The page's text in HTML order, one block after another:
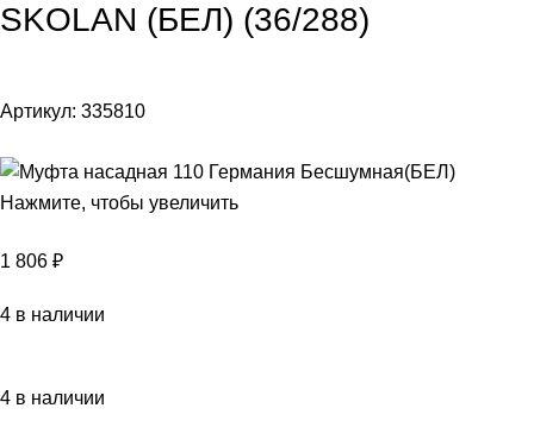
SKOLAN (БЕЛ) (36/288)
Артикул: 335810
Нажмите, чтобы увеличить
1 806 ₽
4 в наличии
4 в наличии